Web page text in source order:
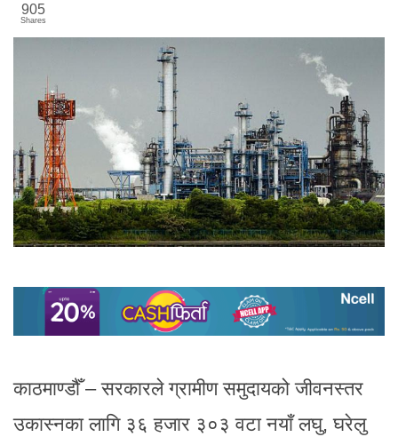
905
Shares
काठमाण्डौँ – सरकारले ग्रामीण समुदायको जीवनस्तर
उकास्नका लागि ३६ हजार ३०३ वटा नयाँ लघु, घरेलु